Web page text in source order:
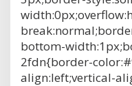
bottom-
2fdn{border-
align:left;vertical-